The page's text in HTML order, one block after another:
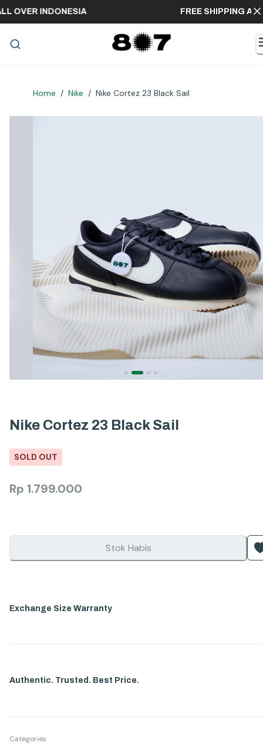
ALL OVER INDONESIA FREE
Home / Nike / Nike Cortez 23 Black Sail
Nike Cortez 23 Black Sail
SOLD OUT
Rp 1.799.000
Stok Habis
Exchange Size Warranty
Authentic. Trusted. Best Price.
Categories